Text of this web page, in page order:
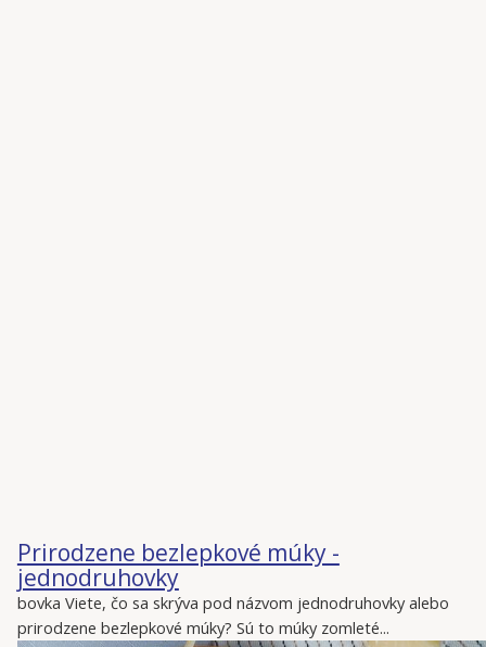
Prirodzene bezlepkové múky -
jednodruhovky
bovka Viete, čo sa skrýva pod názvom jednodruhovky alebo
prirodzene bezlepkové múky? Sú to múky zomleté...